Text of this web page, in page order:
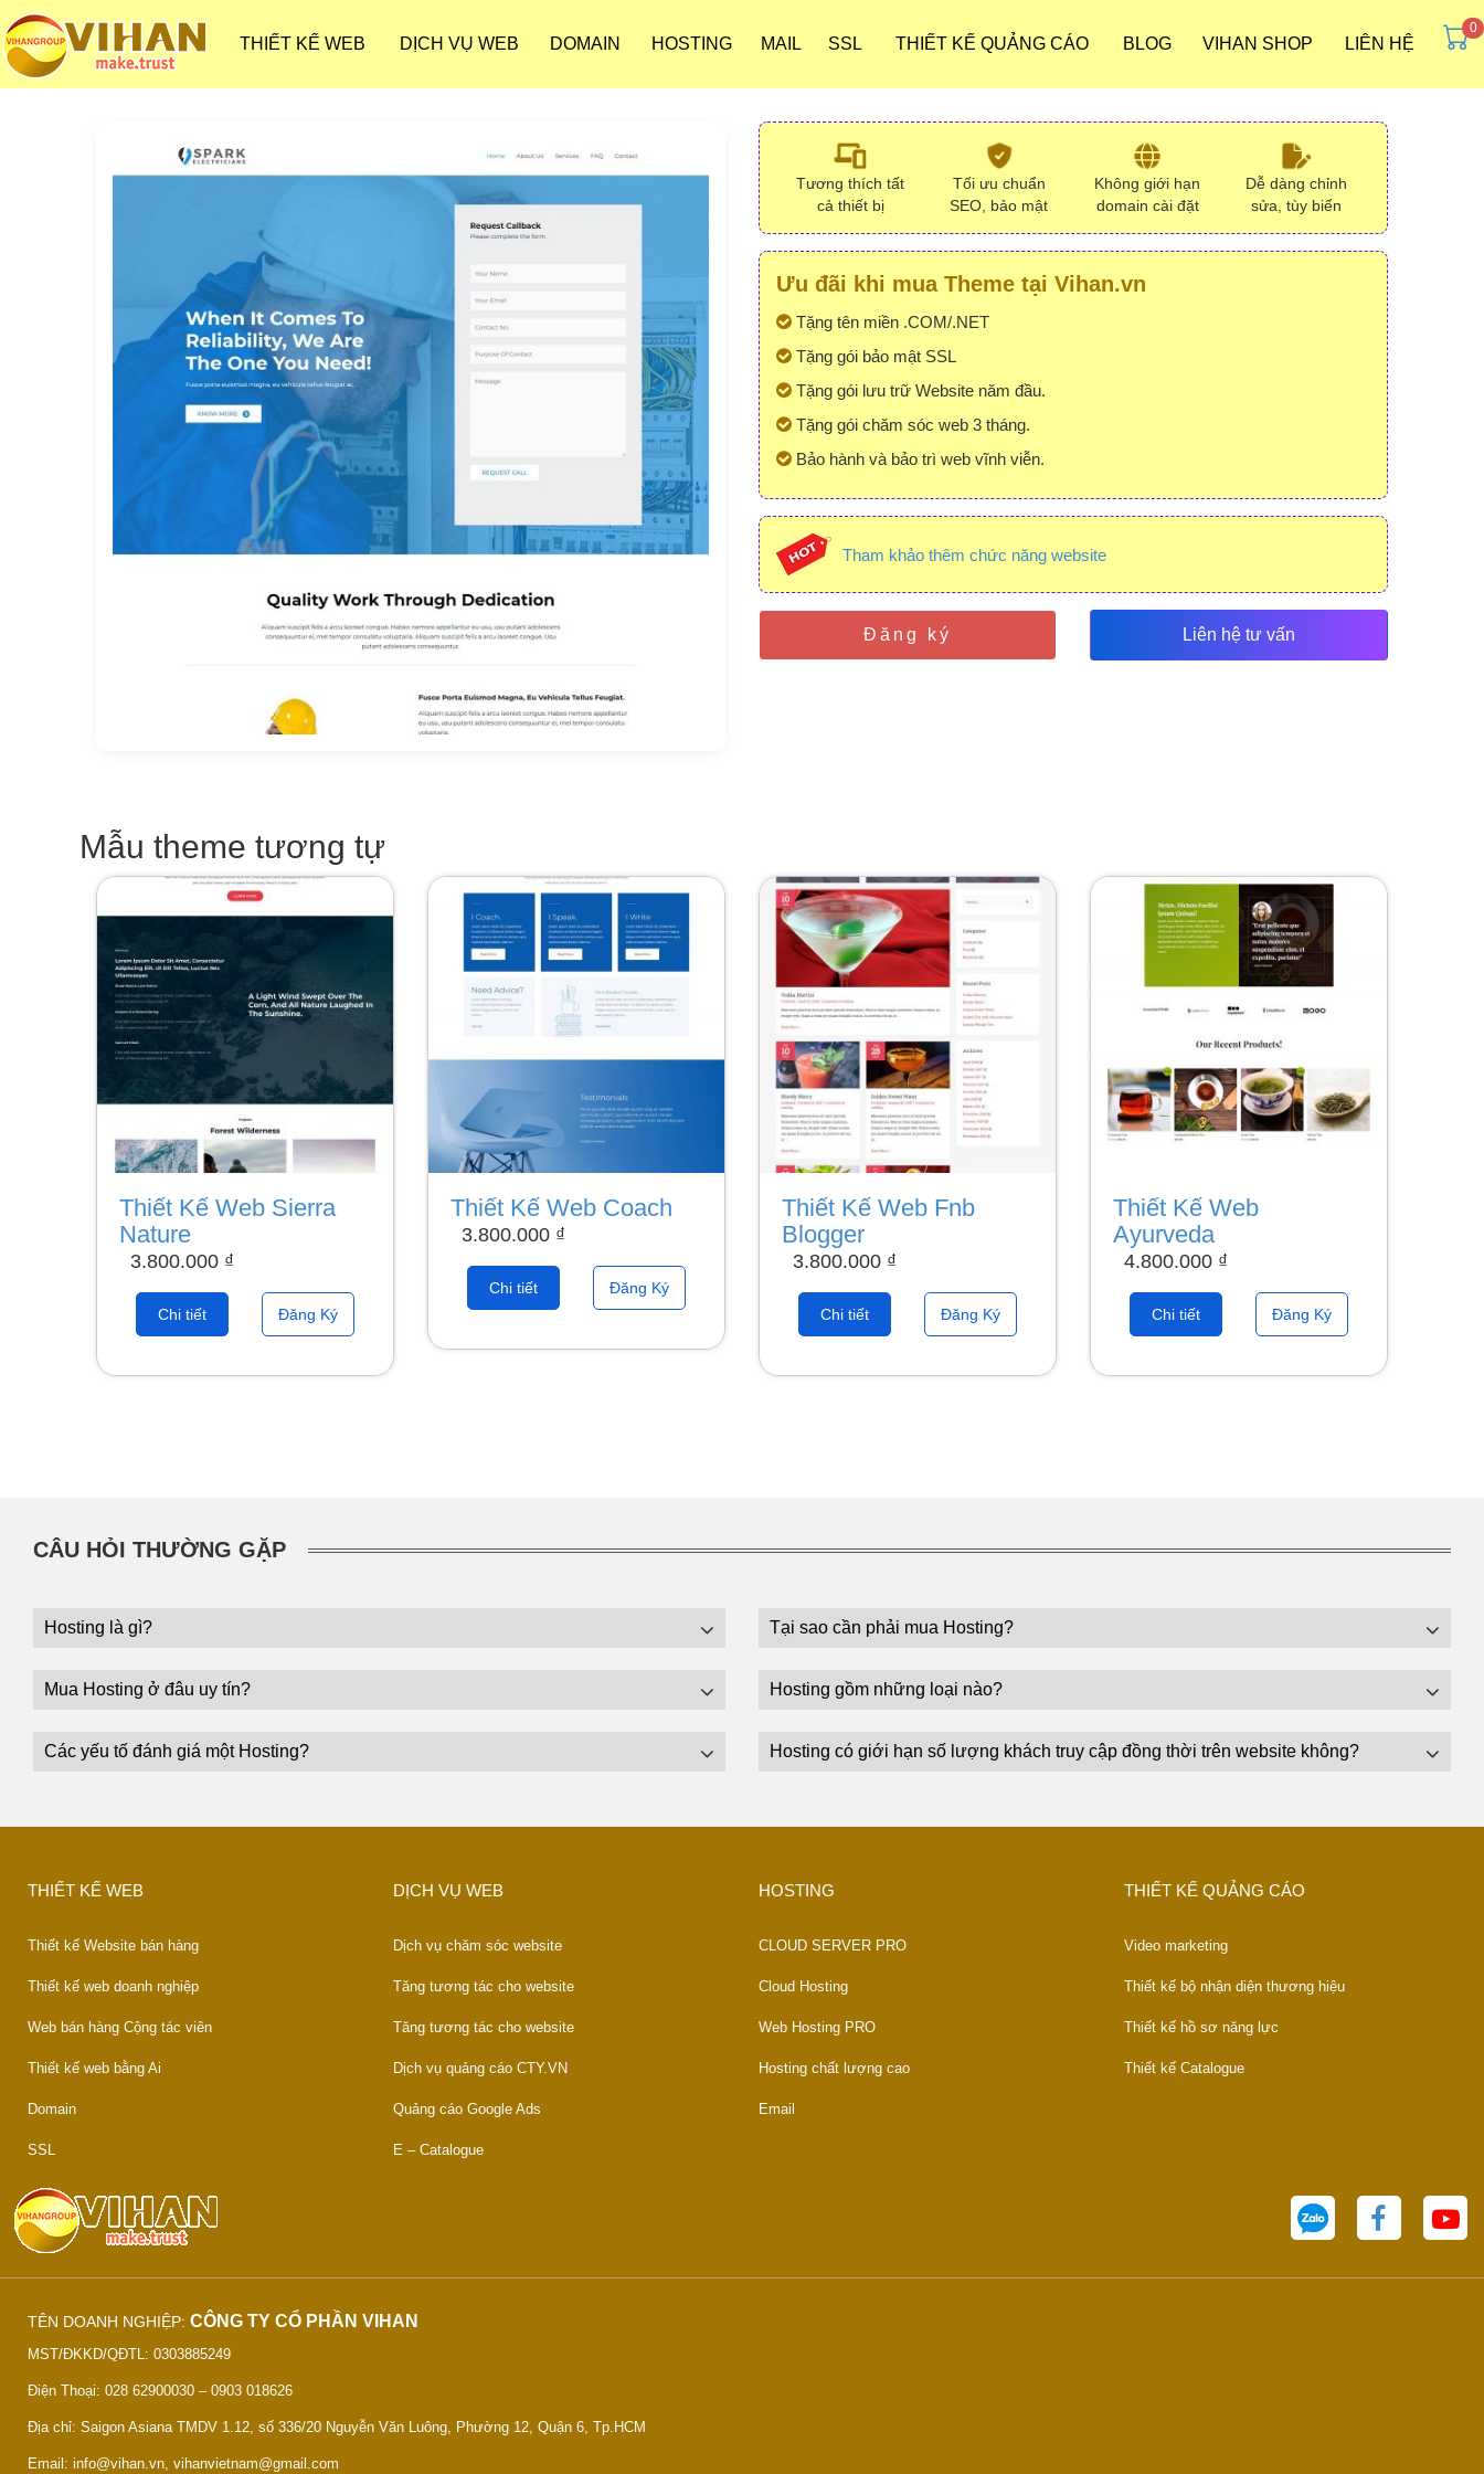
THIẾT KẾ WEB DỊCH VỤ WEB DOMAIN HOSTING MAIL SSL THIẾT KẾ QUẢNG CÁO BLOG VIHAN SHOP LIÊN HỆ
Tương thích tất
cả thiết bị
Tối ưu chuẩn
SEO, bảo mật
Không giới hạn
domain cài đặt
Dễ dàng chỉnh
sửa, tùy biến
Ưu đãi khi mua Theme tại Vihan.vn
Tặng tên miền .COM/.NET
Tặng gói bảo mật SSL
Tặng gói lưu trữ Website năm đầu.
Tặng gói chăm sóc web 3 tháng.
Bảo hành và bảo trì web vĩnh viễn.
Tham khảo thêm chức năng website
Đăng ký Liên hệ tư vấn
Mẫu theme tương tự
Thiết Kế Web Sierra
Nature
3.800.000 ₫
Chi tiết Đăng Ký
Thiết Kế Web Coach
3.800.000 ₫
Chi tiết Đăng Ký
Thiết Kế Web Fnb
Blogger
3.800.000 ₫
Chi tiết Đăng Ký
Thiết Kế Web
Ayurveda
4.800.000 ₫
Chi tiết Đăng Ký
CÂU HỎI THƯỜNG GẶP
Hosting là gì? Tại sao cần phải mua Hosting?
Mua Hosting ở đâu uy tín? Hosting gồm những loại nào?
Các yếu tố đánh giá một Hosting? Hosting có giới hạn số lượng khách truy cập đồng thời trên website không?
THIẾT KẾ WEB
Thiết kế Website bán hàng
Thiết kế web doanh nghiệp
Web bán hàng Cộng tác viên
Thiết kế web bằng Ai
Domain
SSL
DỊCH VỤ WEB
Dịch vụ chăm sóc website
Tăng tương tác cho website
Tăng tương tác cho website
Dịch vụ quảng cáo CTY.VN
Quảng cáo Google Ads
E – Catalogue
HOSTING
CLOUD SERVER PRO
Cloud Hosting
Web Hosting PRO
Hosting chất lượng cao
Email
THIẾT KẾ QUẢNG CÁO
Video marketing
Thiết kế bộ nhận diện thương hiệu
Thiết kế hồ sơ năng lực
Thiết kế Catalogue
TÊN DOANH NGHIỆP: CÔNG TY CỔ PHẦN VIHAN
MST/ĐKKD/QĐTL: 0303885249
Điện Thoại: 028 62900030 – 0903 018626
Địa chỉ: Saigon Asiana TMDV 1.12, số 336/20 Nguyễn Văn Luông, Phường 12, Quận 6, Tp.HCM
Email: info@vihan.vn, vihanvietnam@gmail.com